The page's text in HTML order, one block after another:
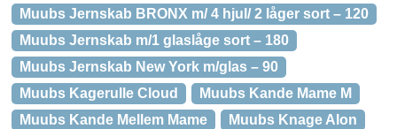
Muubs Jernskab BRONX m/ 4 hjul/ 2 låger sort – 120
Muubs Jernskab m/1 glaslåge sort – 180
Muubs Jernskab New York m/glas – 90
Muubs Kagerulle Cloud
Muubs Kande Mame M
Muubs Kande Mellem Mame
Muubs Knage Alon